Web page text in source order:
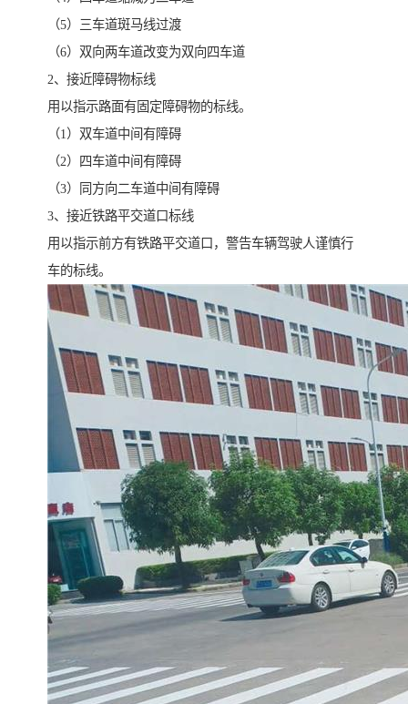
（5）三车道斑马线过渡
（6）双向两车道改变为双向四车道
2、接近障碍物标线
用以指示路面有固定障碍物的标线。
（1）双车道中间有障碍
（2）四车道中间有障碍
（3）同方向二车道中间有障碍
3、接近铁路平交道口标线
用以指示前方有铁路平交道口，警告车辆驾驶人谨慎行
车的标线。